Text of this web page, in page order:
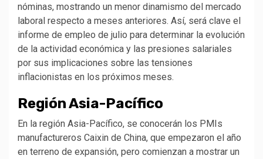
nóminas, mostrando un menor dinamismo del mercado
laboral respecto a meses anteriores. Así, será clave el
informe de empleo de julio para determinar la evolución
de la actividad económica y las presiones salariales
por sus implicaciones sobre las tensiones
inflacionistas en los próximos meses.
Región Asia-Pacífico
En la región Asia-Pacífico, se conocerán los PMIs
manufactureros Caixin de China, que empezaron el año
en terreno de expansión, pero comienzan a mostrar un